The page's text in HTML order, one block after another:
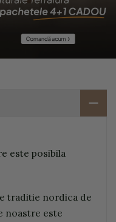
este posibila
traditie nordica de
noastre este